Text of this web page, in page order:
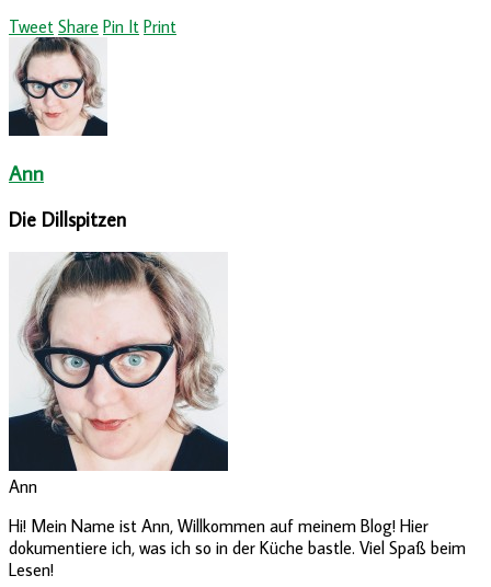
Tweet Share Pin It Print
Ann
Die Dillspitzen
Ann
Hi! Mein Name ist Ann, Willkommen auf meinem Blog! Hier
dokumentiere ich, was ich so in der Küche bastle. Viel Spaß beim
Lesen!